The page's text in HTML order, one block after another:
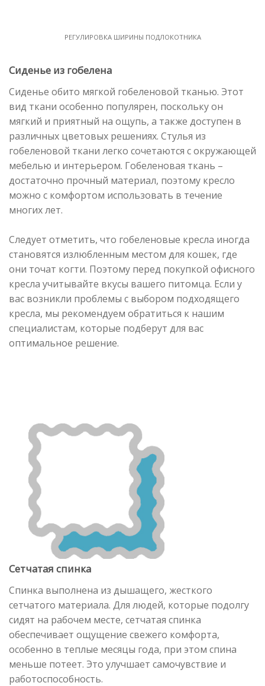
РЕГУЛИРОВКА ШИРИНЫ ПОДЛОКОТНИКА
Сиденье из гобелена
Сиденье обито мягкой гобеленовой тканью. Этот
вид ткани особенно популярен, поскольку он
мягкий и приятный на ощупь, а также доступен в
различных цветовых решениях. Стулья из
гобеленовой ткани легко сочетаются с окружающей
мебелью и интерьером. Гобеленовая ткань –
достаточно прочный материал, поэтому кресло
можно с комфортом использовать в течение
многих лет.
Следует отметить, что гобеленовые кресла иногда
становятся излюбленным местом для кошек, где
они точат когти. Поэтому перед покупкой офисного
кресла учитывайте вкусы вашего питомца. Если у
вас возникли проблемы с выбором подходящего
кресла, мы рекомендуем обратиться к нашим
специалистам, которые подберут для вас
оптимальное решение.
Сетчатая спинка
Спинка выполнена из дышащего, жесткого
сетчатого материала. Для людей, которые подолгу
сидят на рабочем месте, сетчатая спинка
обеспечивает ощущение свежего комфорта,
особенно в теплые месяцы года, при этом спина
меньше потеет. Это улучшает самочувствие и
работоспособность.